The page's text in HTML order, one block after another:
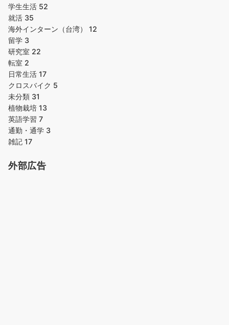
学生生活 52
就活 35
海外インターン（台湾） 12
留学 3
研究室 22
転室 2
日常生活 17
クロスバイク 5
未分類 31
植物栽培 13
英語学習 7
通勤・通学 3
雑記 17
外部広告